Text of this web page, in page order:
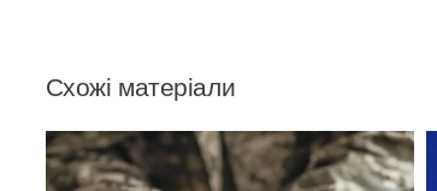
Схожі матеріали